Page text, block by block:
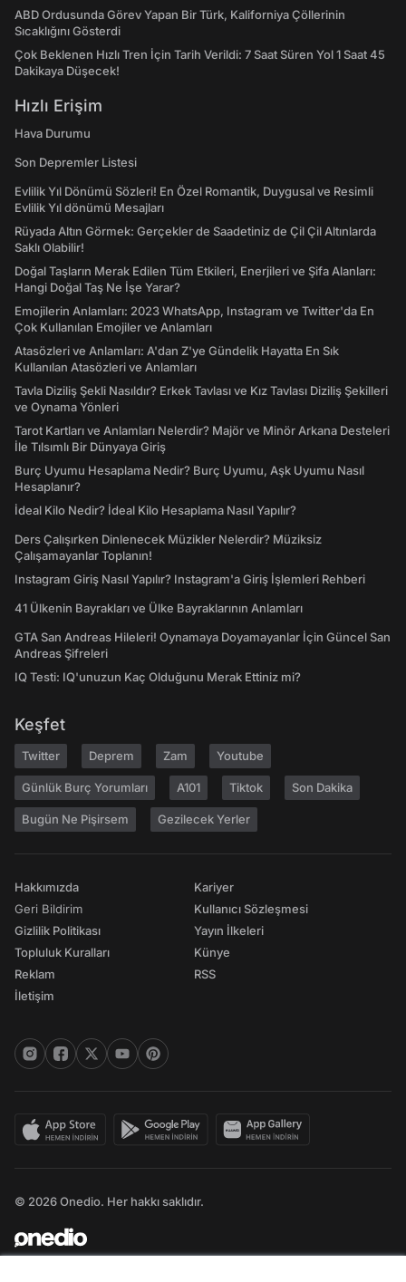
ABD Ordusunda Görev Yapan Bir Türk, Kaliforniya Çöllerinin
Sıcaklığını Gösterdi
Çok Beklenen Hızlı Tren İçin Tarih Verildi: 7 Saat Süren Yol 1 Saat 45
Dakikaya Düşecek!
Hızlı Erişim
Hava Durumu
Son Depremler Listesi
Evlilik Yıl Dönümü Sözleri! En Özel Romantik, Duygusal ve Resimli
Evlilik Yıl dönümü Mesajları
Rüyada Altın Görmek: Gerçekler de Saadetiniz de Çil Çil Altınlarda
Saklı Olabilir!
Doğal Taşların Merak Edilen Tüm Etkileri, Enerjileri ve Şifa Alanları:
Hangi Doğal Taş Ne İşe Yarar?
Emojilerin Anlamları: 2023 WhatsApp, Instagram ve Twitter'da En
Çok Kullanılan Emojiler ve Anlamları
Atasözleri ve Anlamları: A'dan Z'ye Gündelik Hayatta En Sık
Kullanılan Atasözleri ve Anlamları
Tavla Diziliş Şekli Nasıldır? Erkek Tavlası ve Kız Tavlası Diziliş Şekilleri
ve Oynama Yönleri
Tarot Kartları ve Anlamları Nelerdir? Majör ve Minör Arkana Desteleri
İle Tılsımlı Bir Dünyaya Giriş
Burç Uyumu Hesaplama Nedir? Burç Uyumu, Aşk Uyumu Nasıl
Hesaplanır?
İdeal Kilo Nedir? İdeal Kilo Hesaplama Nasıl Yapılır?
Ders Çalışırken Dinlenecek Müzikler Nelerdir? Müziksiz
Çalışamayanlar Toplanın!
Instagram Giriş Nasıl Yapılır? Instagram'a Giriş İşlemleri Rehberi
41 Ülkenin Bayrakları ve Ülke Bayraklarının Anlamları
GTA San Andreas Hileleri! Oynamaya Doyamayanlar İçin Güncel San
Andreas Şifreleri
IQ Testi: IQ'unuzun Kaç Olduğunu Merak Ettiniz mi?
Keşfet
Twitter Deprem Zam Youtube
Günlük Burç Yorumları A101 Tiktok Son Dakika
Bugün Ne Pişirsem Gezilecek Yerler
Hakkımızda
Geri Bildirim
Gizlilik Politikası
Topluluk Kuralları
Reklam
İletişim
Kariyer
Kullanıcı Sözleşmesi
Yayın İlkeleri
Künye
RSS
© 2026 Onedio. Her hakkı saklıdır.